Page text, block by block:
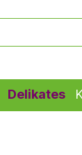
Delikates